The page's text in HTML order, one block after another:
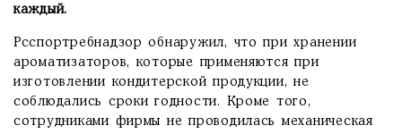
каждый.
Рсспортребнадзор обнаружил, что при хранении
ароматизаторов, которые применяются при
изготовлении кондитерской продукции, не
соблюдались сроки годности. Кроме того,
сотрудниками фирмы не проводилась механическая